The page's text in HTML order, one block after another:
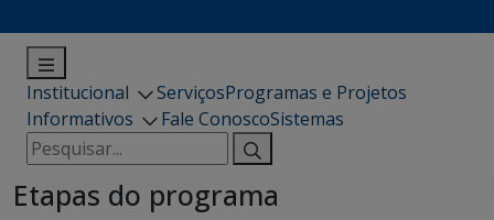
Institucional ServiçosProgramas e Projetos
Informativos
Fale ConoscoSistemas
Pesquisar
por:
Etapas do programa